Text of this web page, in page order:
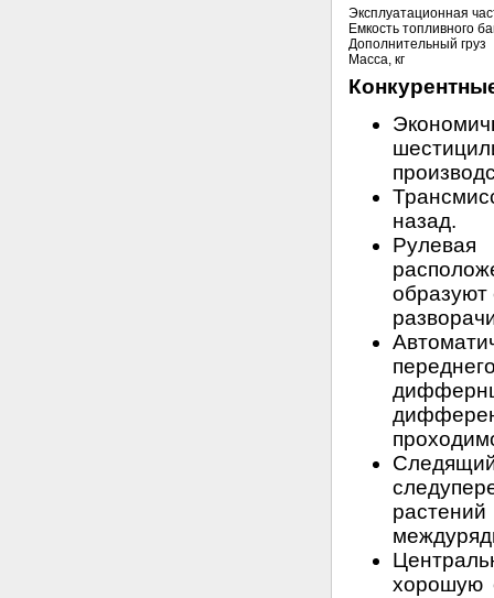
Эксплуатационная
Емкость топливного
Дополнительный груз
Масса, кг
назад.
образуют
хорошую